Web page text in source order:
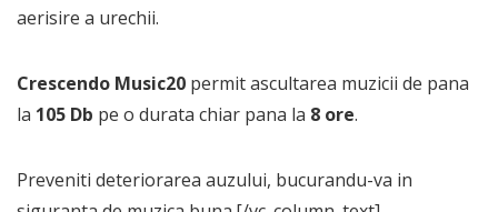
aerisire a urechii.
Crescendo Music20 permit ascultarea muzicii de pana
la 105 Db pe o durata chiar pana la 8 ore.
Preveniti deteriorarea auzului, bucurandu-va in